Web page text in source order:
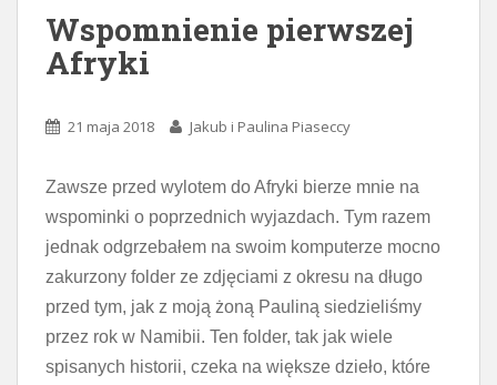
Wspomnienie pierwszej
Afryki
21 maja 2018 Jakub i Paulina Piaseccy
Zawsze przed wylotem do Afryki bierze mnie na
wspominki o poprzednich wyjazdach. Tym razem
jednak odgrzebałem na swoim komputerze mocno
zakurzony folder ze zdjęciami z okresu na długo
przed tym, jak z moją żoną Pauliną siedzieliśmy
przez rok w Namibii. Ten folder, tak jak wiele
spisanych historii, czeka na większe dzieło, które